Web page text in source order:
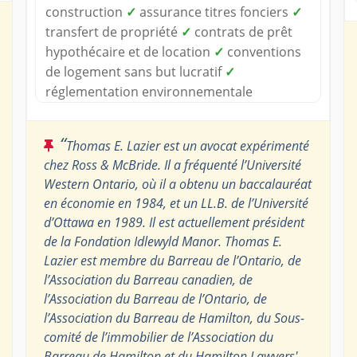
construction ✓ assurance titres fonciers ✓
transfert de propriété ✓ contrats de prêt
hypothécaire et de location ✓ conventions
de logement sans but lucratif ✓
réglementation environnementale
“Thomas E. Lazier est un avocat expérimenté
chez Ross & McBride. Il a fréquenté l’Université
Western Ontario, où il a obtenu un baccalauréat
en économie en 1984, et un LL.B. de l’Université
d’Ottawa en 1989. Il est actuellement président
de la Fondation Idlewyld Manor. Thomas E.
Lazier est membre du Barreau de l’Ontario, de
l’Association du Barreau canadien, de
l’Association du Barreau de l’Ontario, de
l’Association du Barreau de Hamilton, du Sous-
comité de l’immobilier de l’Association du